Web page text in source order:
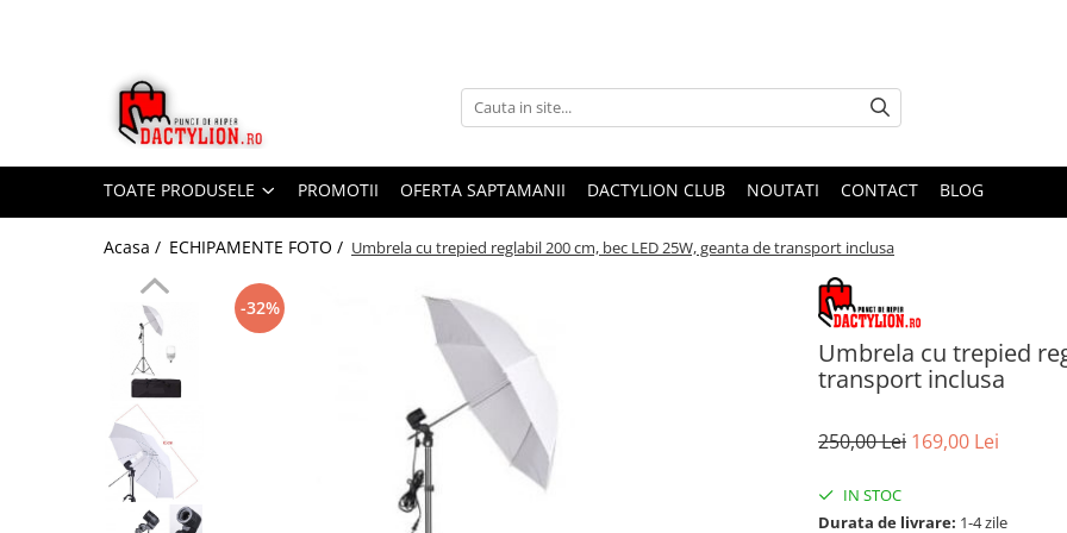
TOATE PRODUSELE PROMOTII OFERTA SAPTAMANII DACTYLION CLUB NOUTATI CONTACT BLOG
Acasa / ECHIPAMENTE FOTO / Umbrela cu trepied reglabil 200 cm, bec LED 25W, geanta de transport inclusa
Umbrela cu trepied
transport inclusa
-32%
250,00 Lei 169,00 Lei
IN STOC
Durata de livrare: 1-4 zile